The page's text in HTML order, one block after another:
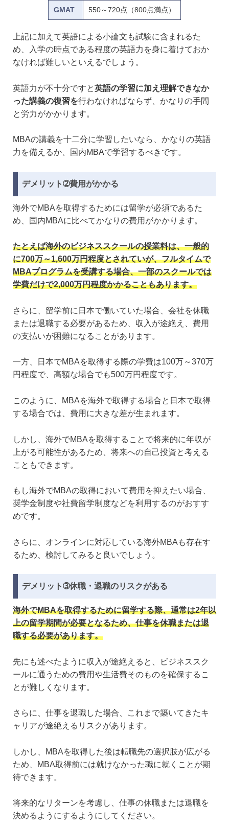
GMAT 550～720点（800点満点）
上記に加えて英語による小論文も試験に含まれるた
め、入学の時点である程度の英語力を身に着けておか
なければ難しいといえるでしょう。
英語力が不十分ですと英語の学習に加え理解できなか
った講義の復習を行わなければならず、かなりの手間
と労力がかかります。
MBAの講義を十二分に学習したいなら、かなりの英語
力を備えるか、国内MBAで学習するべきです。
デメリット➁費用がかかる
海外でMBAを取得するためには留学が必須であるた
め、国内MBAに比べてかなりの費用がかかります。
たとえば海外のビジネススクールの授業料は、一般的
に700万～1,600万円程度とされていが、フルタイムで
MBAプログラムを受講する場合、一部のスクールでは
学費だけで2,000万円程度かかることもあります。
さらに、留学前に日本で働いていた場合、会社を休職
または退職する必要があるため、収入が途絶え、費用
の支払いが困難になることがあります。
一方、日本でMBAを取得する際の学費は100万～370万
円程度で、高額な場合でも500万円程度です。
このように、MBAを海外で取得する場合と日本で取得
する場合では、費用に大きな差が生まれます。
しかし、海外でMBAを取得することで将来的に年収が
上がる可能性があるため、将来への自己投資と考える
こともできます。
もし海外でMBAの取得において費用を抑えたい場合、
奨学金制度や社費留学制度などを利用するのがおすす
めです。
さらに、オンラインに対応している海外MBAも存在す
るため、検討してみると良いでしょう。
デメリット➂休職・退職のリスクがある
海外でMBAを取得するために留学する際、通常は2年以
上の留学期間が必要となるため、仕事を休職または退
職する必要があります。
先にも述べたように収入が途絶えると、ビジネススク
ールに通うための費用や生活費そのものを確保するこ
とが難しくなります。
さらに、仕事を退職した場合、これまで築いてきたキ
ャリアが途絶えるリスクがあります。
しかし、MBAを取得した後は転職先の選択肢が広がる
ため、MBA取得前には就けなかった職に就くことが期
待できます。
将来的なリターンを考慮し、仕事の休職または退職を
決めるようにするようにしてください。